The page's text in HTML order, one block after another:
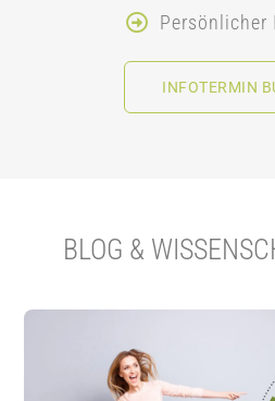
Persönlicher
INFOTERMIN
BLOG &